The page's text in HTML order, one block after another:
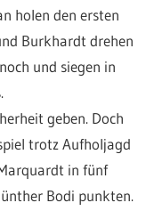
holen den ersten
Burkhardt drehen
und siegen in
geben. Doch
trotz Aufholjagd
in fünf
Bodi punkten.